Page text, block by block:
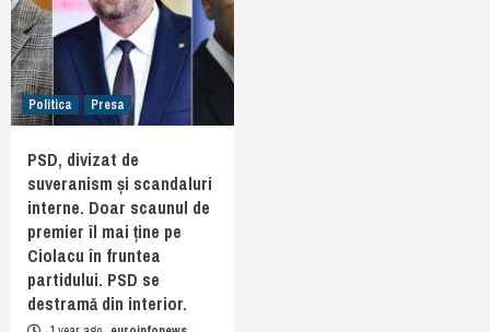
Politica Presa
PSD, divizat de
suveranism și scandaluri
interne. Doar scaunul de
premier îl mai ține pe
Ciolacu în fruntea
partidului. PSD se
destramă din interior.